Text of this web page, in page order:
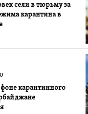
сели в тюрьму за
карантина в
карантинного